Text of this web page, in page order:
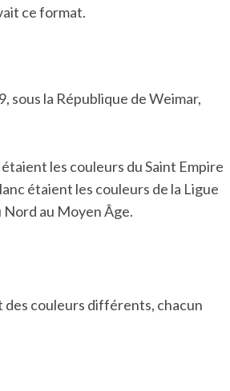
ce format.
sous la République de Weimar,
les couleurs du Saint Empire
étaient les couleurs de la Ligue
au Moyen Âge.
des couleurs différents, chacun